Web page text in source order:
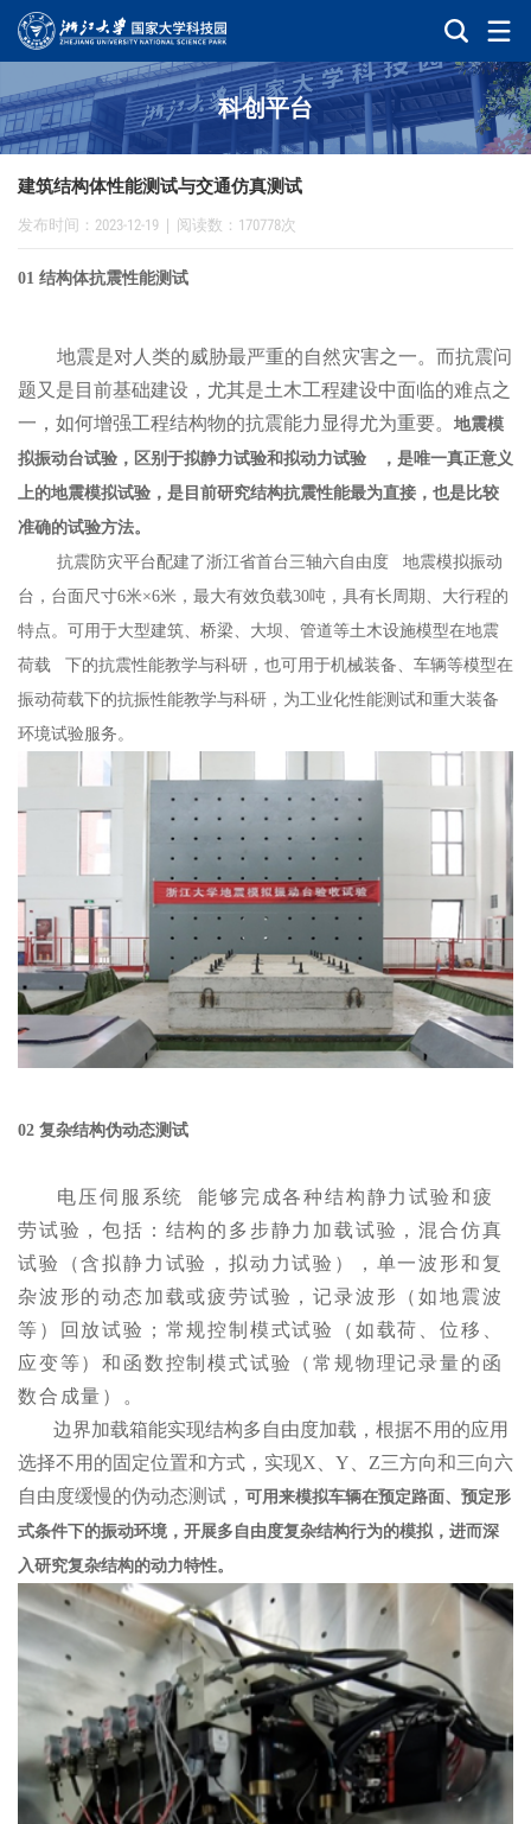
科创平台
建筑结构体性能测试与交通仿真测试
发布时间：2023-12-19 阅读数：170778次
01 结构体抗震性能测试
地震是对人类的威胁最严重的自然灾害之一。而抗震问
题又是目前基础建设，尤其是土木工程建设中面临的难点之
一，如何增强工程结构物的抗震能力显得尤为重要。 地震模
拟振动台试验，区别于拟静力试验和拟动力试验
，是唯一真正意义
上的地震模拟试验，是目前研究结构抗震性能最为直接，也是比较
准确的试验方法。
抗震防灾平台配建了浙江省首台三轴六自由度
地震模拟振动
台，台面尺寸6米×6米，最大有效负载30吨，具有长周期、大行程的
特点。可用于大型建筑、桥梁、大坝、管道等土木设施模型在地震
荷载
下的抗震性能教学与科研，也可用于机械装备、车辆等模型在
振动荷载下的抗振性能教学与科研，为工业化性能测试和重大装备
环境试验服务。
02 复杂结构伪动态测试
电压伺服系统
能够完成各种结构静力试验和疲
劳试验，包括：结构的多步静力加载试验，混合仿真
试验（含拟静力试验，拟动力试验），单一波形和复
杂波形的动态加载或疲劳试验，记录波形（如地震波
等）回放试验；常规控制模式试验（如载荷、位移、
应变等）和函数控制模式试验（常规物理记录量的函
数合成量）。
边界加载箱能实现结构多自由度加载，根据不用的应用
选择不用的固定位置和方式，实现X、Y、Z三方向和三向六
自由度缓慢的伪动态测试， 可用来模拟车辆在预定路面、预定形
式条件下的振动环境，开展多自由度复杂结构行为的模拟，进而深
入研究复杂结构的动力特性。